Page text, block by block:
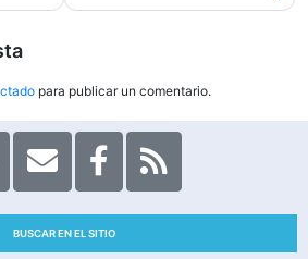
para publicar un comentario.
BUSCAR EN EL SITIO